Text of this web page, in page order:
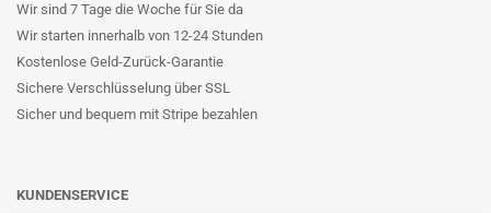
Wir sind 7 Tage die Woche für Sie da
Wir starten innerhalb von 12-24 Stunden
Kostenlose Geld-Zurück-Garantie
Sichere Verschlüsselung über SSL
Sicher und bequem mit Stripe bezahlen
KUNDENSERVICE